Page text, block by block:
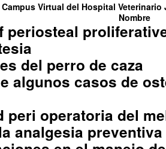
Campus Virtual del Hospital Veterinario
Nombre
periosteal
del perro de caza
algunos casos de
peri operatoria del
analgesia